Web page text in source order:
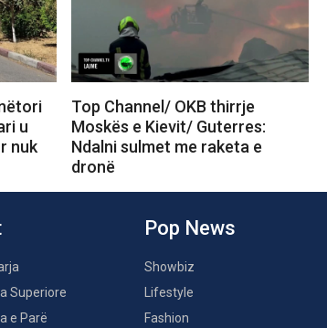
u
nuk
Top Channel/ OKB thirrje
Moskës e Kievit/ Guterres:
Ndalni sulmet me raketa e
dronë
Superiore
e Parë
Pop News
Showbiz
Lifestyle
Fashion